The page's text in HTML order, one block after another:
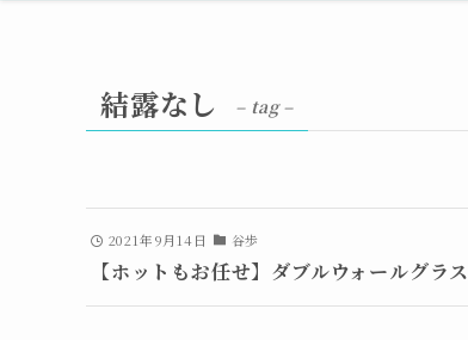
結露なし – tag –
2021年9月14日 谷歩
【ホットもお任せ】ダブルウォールグラス